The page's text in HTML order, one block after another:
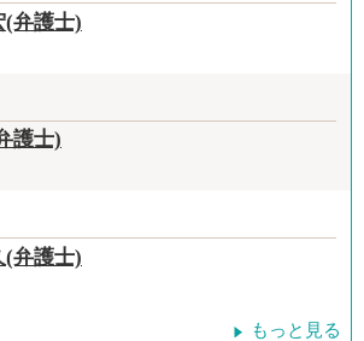
(弁護士)
護士)
(弁護士)
もっと見る